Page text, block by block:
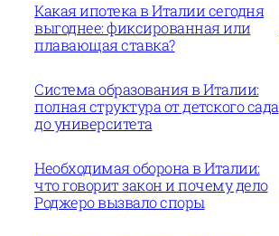
Какая ипотека в Италии сегодня
выгоднее: фиксированная или
плавающая ставка?
Система образования в Италии:
полная структура от детского сада
до университета
Необходимая оборона в Италии:
что говорит закон и почему дело
Роджеро вызвало споры